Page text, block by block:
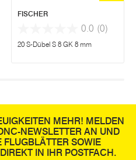
FISCHER
0.0 (0)
20 S-Dübel S 8 GK 8 mm
MEHR! MELDEN
NEWSLETTER AN UND
FLUGBLÄTTER SOWIE
IN IHR POSTFACH.